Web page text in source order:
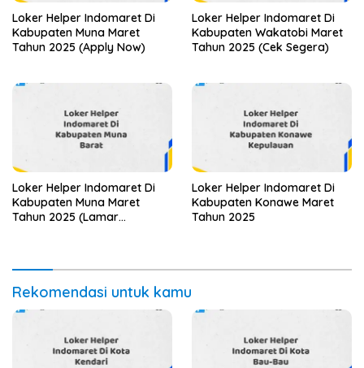
Loker Helper Indomaret Di
Kabupaten Muna Maret
Tahun 2025 (Apply Now)
Loker Helper Indomaret Di
Kabupaten Wakatobi Maret
Tahun 2025 (Cek Segera)
Loker Helper Indomaret Di
Kabupaten Muna Maret
Tahun 2025 (Lamar
Loker Helper Indomaret Di
Kabupaten Konawe Maret
Tahun 2025
Rekomendasi untuk kamu